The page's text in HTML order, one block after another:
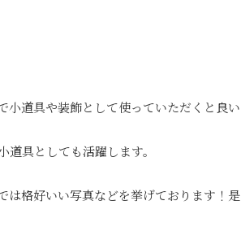
小道具や装飾として使っていただくと良い
具としても活躍します。
は格好いい写真などを挙げております！是